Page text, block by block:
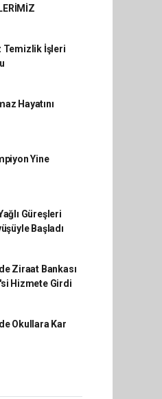
Temizlik İşleri
Hayatını
Yine
Güreşleri
Başladı
Ziraat Bankası
Hizmete Girdi
Okullara Kar